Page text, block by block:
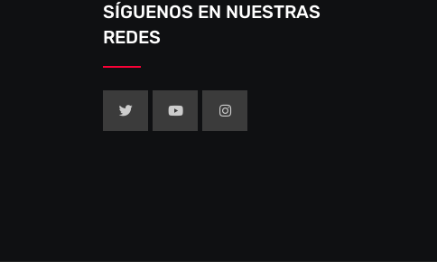
SÍGUENOS EN NUESTRAS
REDES